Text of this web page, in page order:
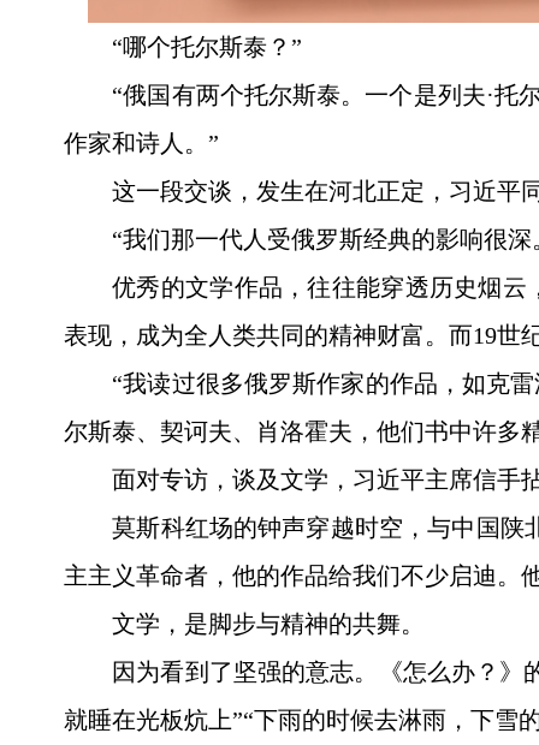
“哪个托尔斯泰？”
“俄国有两个托尔斯泰。一个是列夫·托
作家和诗人。”
这一段交谈，发生在河北正定，习近平
“我们那一代人受俄罗斯经典的影响很深
优秀的文学作品，往往能穿透历史烟
表现，成为全人类共同的精神财富。而19世
“我读过很多俄罗斯作家的作品，如克
尔斯泰、契诃夫、肖洛霍夫，他们书中许多
面对专访，谈及文学，习近平主席信手
莫斯科红场的钟声穿越时空，与中国陕
主主义革命者，他的作品给我们不少启迪。
文学，是脚步与精神的共舞。
因为看到了坚强的意志。《怎么办？
就睡在光板炕上”“下雨的时候去淋雨，下雪